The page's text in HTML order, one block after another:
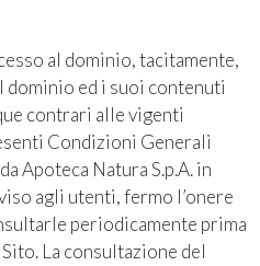
al dominio, tacitamente,
ed i suoi contenuti
contrari alle vigenti
Condizioni Generali
Apoteca Natura S.p.A. in
agli utenti, fermo l’onere
periodicamente prima
La consultazione del